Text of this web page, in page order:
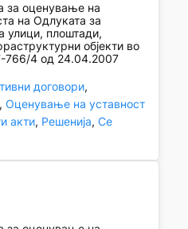
за оценување на
на Одлуката за
улици, плоштади,
објекти во
766/4 од 24.04.2007
договори
Оценување на уставност
акти, Решенија, Се